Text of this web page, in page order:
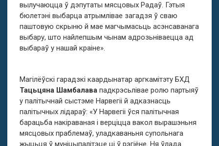
вылучаюцца ў дэпутаты мясцовых Радаў. Гэтыя
бюлетэні выбарца атрымлівае загадзя ў сваю
паштовую скрыню й мае магчымасьць асэнсаванага
выбару, што найлепшым чынам адрозьніваецца ад
выбараў у нашай краіне».
Магілёўскі гарадзкі каардынатар аргкамітэту БХД
Тацьцяна Шамбалава падкрэсьлівае ролю партыяў
у палітычнай сыстэме Нарвегіі й адказнасць
палітычных лідараў: «У Нарвегіі ўся палітычная
барацьба накіраваная і верціцца вакол вырашэньня
мясцовых праблемаў, уладкаваньня супольнага
жыцьця ў муніцыпалітэце ці ў рэгіёне. Ня ўлада